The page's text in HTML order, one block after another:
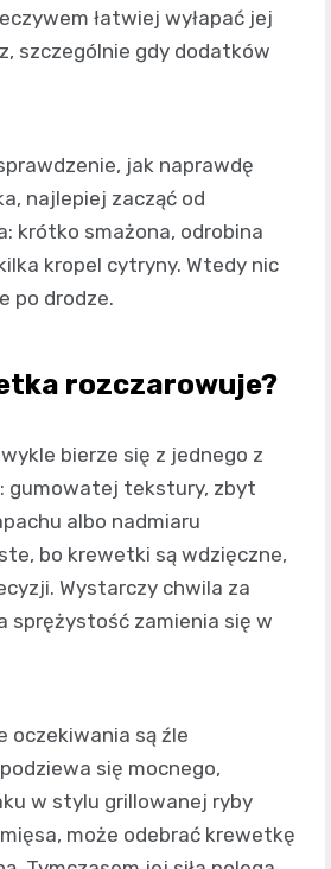
łatwiej wyłapać jej
szczególnie gdy dodatków
jak naprawdę
najlepiej zacząć od
krótko smażona, odrobina
kropel cytryny. Wtedy nic
po drodze.
rozczarowuje?
bierze się z jednego z
gumowatej tekstury, zbyt
albo nadmiaru
bo krewetki są wdzięczne,
Wystarczy chwila za
sprężystość zamienia się w
oczekiwania są źle
się mocnego,
w stylu grillowanej ryby
może odebrać krewetkę